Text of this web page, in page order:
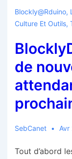
quelques
nouveautés
Blockly@rduino,
Culture Et Outils,
de
SebCanet Avr
Tout d’abord